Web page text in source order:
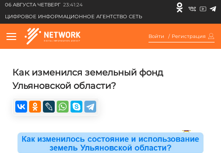
06 АВГУСТА ЧЕТВЕРГ 23:41:24
ЦИФРОВОЕ ИНФОРМАЦИОННОЕ АГЕНТСТВО СЕТЬ
Войти / Регистрация
Как изменился земельный фонд
Ульяновской области?